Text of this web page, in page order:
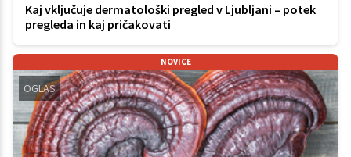
Kaj vključuje dermatološki pregled v Ljubljani – potek
pregleda in kaj pričakovati
NOVICE
OGLAS